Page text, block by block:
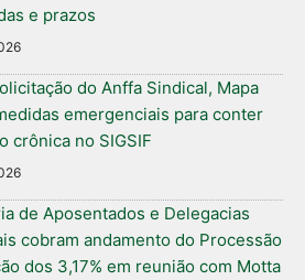
e prazos
do Anffa Sindical, Mapa
emergenciais para conter
crônica no SIGSIF
de Aposentados e Delegacias
cobram andamento do Processão
dos 3,17% em reunião com Motta